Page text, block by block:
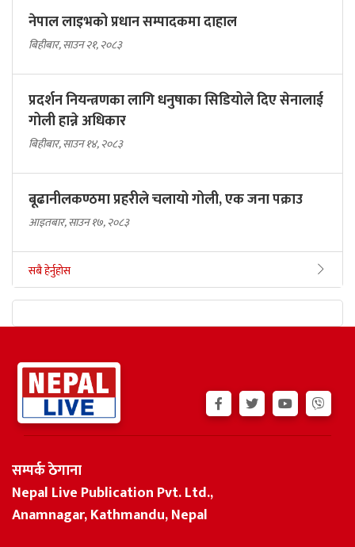
नेपाल लाइभको प्रधान सम्पादकमा दाहाल
बिहीबार, साउन २१, २०८३
प्रदर्शन नियन्त्रणका लागि धनुषाका सिडियोले दिए सेनालाई
गोली हान्ने अधिकार
बिहीबार, साउन १४, २०८३
बूढानीलकण्ठमा प्रहरीले चलायो गोली, एक जना पक्राउ
आइतबार, साउन १७, २०८३
सबै हेर्नुहोस
सम्पर्क ठेगाना
Nepal Live Publication Pvt. Ltd.,
Anamnagar, Kathmandu, Nepal